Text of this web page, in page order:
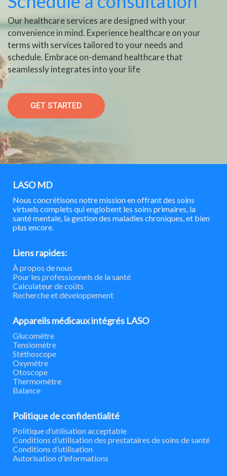
Our healthcare services are designed with your
convenience in mind. Experience healthcare on your
terms with services tailored to your needs and
schedule. Embrace on-demand healthcare that
seamlessly integrates into your life
GET STARTED
LASO MD
Nous concrétisons notre mission en offrant des soins
virtuels complets qui englobent les soins primaires, la
santé mentale, la gestion des maladies chroniques, et bien
plus encore.
Liens rapides:
À propos de nous
Pour les professionnels de la santé
Calculateur de coûts
Recherche et développement
Appareils médicaux intégrés LASO
Glucomètre
Tensiomètre
Stéthoscope
Oxymètre
Otoscope
Thermomètre
Balance
Politique de confidentialité
Politique d’utilisation acceptable
Conditions d’utilisation des prestataires de soins de santé
Conditions d’utilisation
Autorisation d’informations